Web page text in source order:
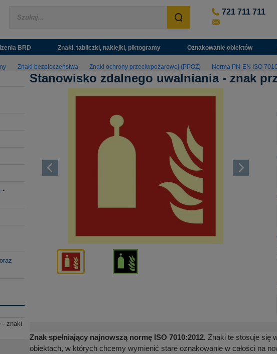
721 711 711
BRD Znaki, tabliczki, naklejki, piktogramy Oznakowanie obiektów
Znaki bezpieczeństwa Znaki ochrony przeciwpożarowej (PPOŻ) Norma PN-EN ISO
-
- znaki
Stanowisko zdalnego uwalniania - znak
Znak spełniający najnowszą normę ISO 7010:2012. Znaki te stosuje się
obiektach, w których chcemy wymienić stare oznakowanie w całości na